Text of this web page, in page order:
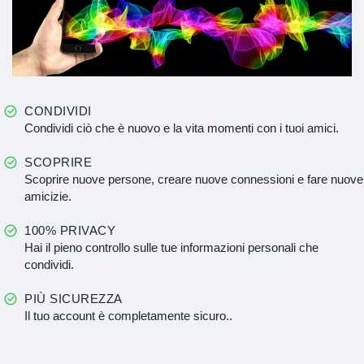
CONDIVIDI
Condividi ciò che è nuovo e la vita momenti con i tuoi amici.
SCOPRIRE
Scoprire nuove persone, creare nuove connessioni e fare nuove
amicizie.
100% PRIVACY
Hai il pieno controllo sulle tue informazioni personali che
condividi.
PIÙ SICUREZZA
Il tuo account è completamente sicuro..